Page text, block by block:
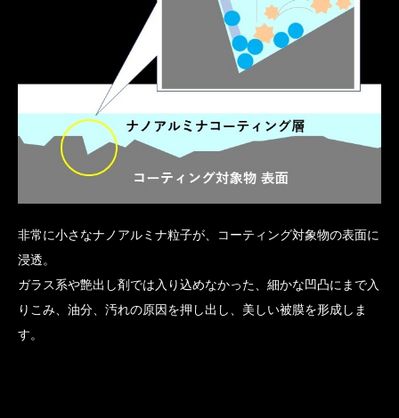
非常に小さなナノアルミナ粒子が、コーティング対象物の表面に
浸透。
ガラス系や艶出し剤では入り込めなかった、細かな凹凸にまで入
りこみ、油分、汚れの原因を押し出し、美しい被膜を形成しま
す。